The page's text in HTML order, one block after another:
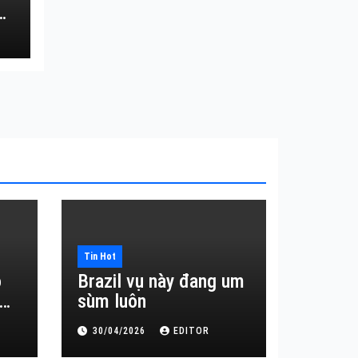
Tin Hot
Brazil vụ này đang um
sùm luôn
30/04/2026 EDITOR